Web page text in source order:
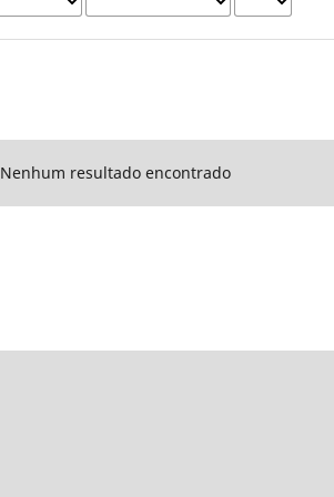
Nenhum resultado encontrado